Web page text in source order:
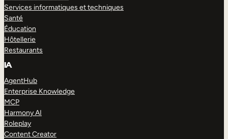
Services informatiques et techniques
Santé
Éducation
Hôtellerie
Restaurants
IA
AgentHub
Enterprise Knowledge
MCP
Harmony AI
Roleplay
Content Creator